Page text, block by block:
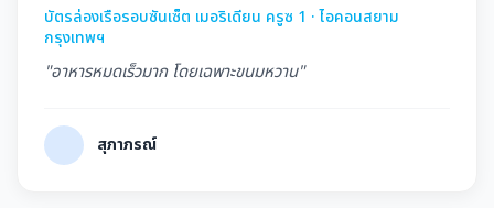
บัตรล่องเรือรอบซันเซ็ต เมอริเดียน ครูซ 1 · ไอคอนสยาม
กรุงเทพฯ
"อาหารหมดเร็วมาก โดยเฉพาะขนมหวาน"
สุภาภรณ์